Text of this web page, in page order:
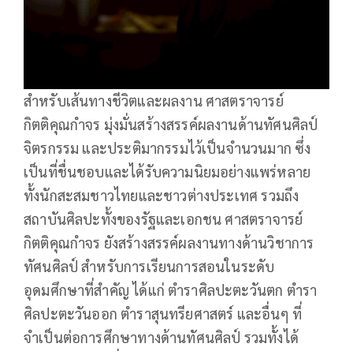
สำหรับเส้นทางชีวิตและผลงาน ศาสตราจารย์
กิตติคุณกำจร มุ่งมั่นสร้างสรรค์ผลงานด้านทัศนศิลป์
จิตรกรรม และประติมากรรมไว้เป็นจำนวนมาก ซึ่ง
เป็นที่ชื่นชอบและได้รับความนิยมอย่างแพร่หลาย
ทั้งนักสะสมชาวไทยและชาวต่างประเทศ รวมถึง
สถาบันศิลปะทั้งของรัฐและเอกชน ศาสตราจารย์
กิตติคุณกำจร ยังสร้างสรรค์ผลงานทางด้านวิชาการ
ทัศนศิลป์ สำหรับการเรียนการสอนในระดับ
อุดมศึกษาที่สำคัญ ได้แก่ ตำราศิลปะตะวันตก ตำรา
ศิลปะตะวันออก ตำราสุนทรียศาสตร์ และอื่นๆ ที่
จำเป็นต่อการศึกษาทางด้านทัศนศิลป์ รวมทั้งได้